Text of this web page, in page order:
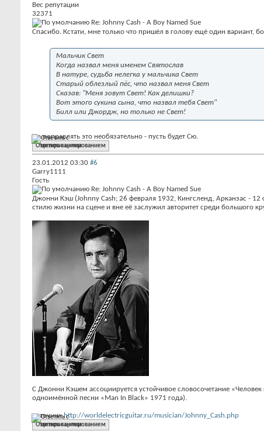
Вес репутации
32371
Re: Johnny Cash - A Boy Named Sue
Спасибо. Кстати, мне только что пришёл в голову ещё один вариант,
Мальчик Свет
Когда назвал меня именем Святослав
В натуре, судьба нелегка у мальчика Свет
Старый облезлый пёс, что назвал меня Свет
Сказав: "Меня зовут Свет! Как делишки?
Вот этого сукина сына, что назвал тебя Свет"
Билл или Джордж, но только не Свет!
Но поправлять это необязательно - пусть будет Сю.
Ответить с цитированием
23.01.2012 03:30 #6
Garry1111
Гость
Re: Johnny Cash - A Boy Named Sue
Джонни Кэш (Johnny Cash; 26 февраля 1932, Кингсленд, Арканзас -
стилю жизни на сцене и вне её заслужил авторитет среди большого
С Джонни Кэшем ассоциируется устойчивое словосочетание
одноимённой песни «Mаn In Black» 1971 года).
источникhttp://worldelectricguitar.ru/musician/Johnny_Cash.php
Ответить с цитированием